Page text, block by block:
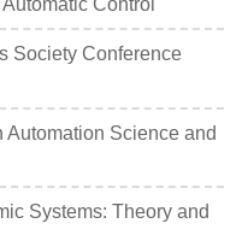
Society Conference
Science and
Systems: Theory and